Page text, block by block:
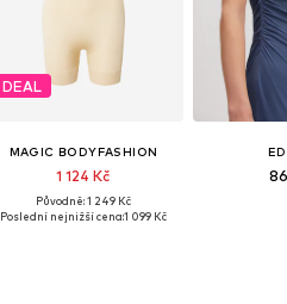
DEAL
MAGIC BODYFASHION
1 124 Kč
Původně: 1 249 Kč
Poslední nejnižší cena:1 099 Kč